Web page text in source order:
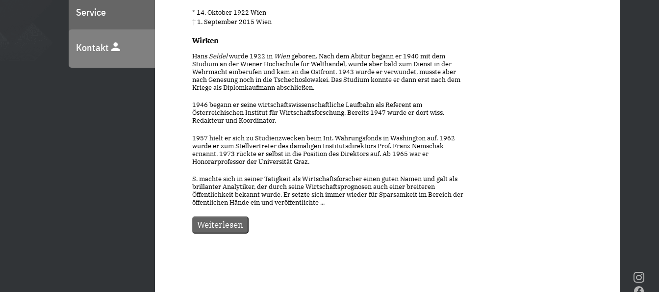
Service
Kontakt
* 14. Oktober 1922 Wien
† 1. September 2015 Wien
Wirken
HansSeidelwurde 1922 in Wiengeboren. Nach dem Abitur begann er 1940 mit dem
Studium an der Wiener Hochschule für Welthandel, wurde aber bald zum Dienst in der
Wehrmacht einberufen und kam an die Ostfront. 1943 wurde er verwundet, musste aber
nach Genesung noch in die Tschechoslowakei. Das Studium konnte er dann erst nach dem
Kriege als Diplomkaufmann abschließen.
1946 begann er seine wirtschaftswissenschaftliche Laufbahn als Referent am
Österreichischen Institut für Wirtschaftsforschung. Bereits 1947 wurde er dort wiss.
Redakteur und Koordinator.
1957 hielt er sich zu Studienzwecken beim Int. Währungsfonds in Washington auf. 1962
wurde er zum Stellvertreter des damaligen Institutsdirektors Prof. Franz Nemschak
ernannt. 1973 rückte er selbst in die Position des Direktors auf. Ab 1965 war er
Honorarprofessor der Universität Graz.
S. machte sich in seiner Tätigkeit als Wirtschaftsforscher einen guten Namen und galt als
brillanter Analytiker, der durch seine Wirtschaftsprognosen auch einer breiteren
Öffentlichkeit bekannt wurde. Er setzte sich immer wieder für Sparsamkeit im Bereich der
öffentlichen Hände ein und veröffentlichte ...
Weiterlesen